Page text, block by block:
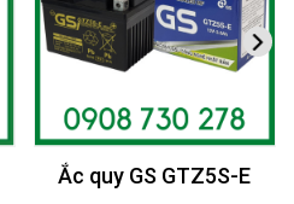
Ắc quy GS GTZ5S-E